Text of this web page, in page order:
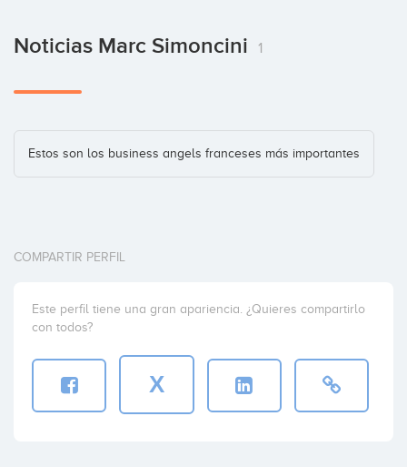
Noticias Marc Simoncini 1
Estos son los business angels franceses más importantes
COMPARTIR PERFIL
Este perfil tiene una gran apariencia. ¿Quieres compartirlo
con todos?
X